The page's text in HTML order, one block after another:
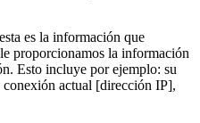
es la información que
proporcionamos la información
Esto incluye por ejemplo: su
actual [dirección IP],